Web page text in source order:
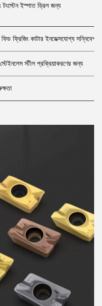
টংস্টেন ইস্পাত ড্রিল জন্য
ফিড ফ্রিজিং কাটার ইনডেক্সযোগ্য
স্টীল প্রক্রিয়াকরণের জন্য